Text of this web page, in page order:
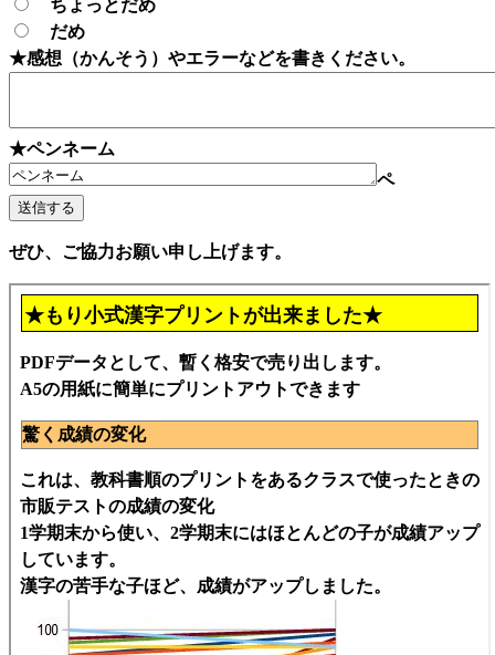
ちょっとだめ
だめ
★感想（かんそう）やエラーなどを書きください。
★ペンネーム
ペ
ぜひ、ご協力お願い申し上げます。